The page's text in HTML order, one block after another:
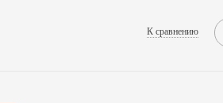
К сравнению